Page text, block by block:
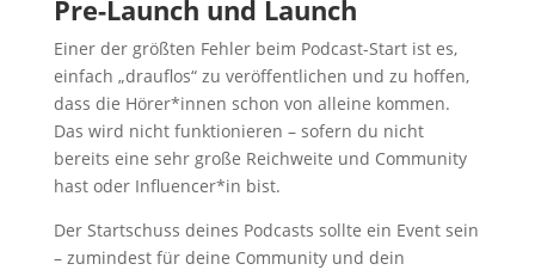
Pre-Launch und Launch
Einer der größten Fehler beim Podcast-Start ist es,
einfach „drauflos“ zu veröffentlichen und zu hoffen,
dass die Hörer*innen schon von alleine kommen.
Das wird nicht funktionieren – sofern du nicht
bereits eine sehr große Reichweite und Community
hast oder Influencer*in bist.
Der Startschuss deines Podcasts sollte ein Event sein
– zumindest für deine Community und dein